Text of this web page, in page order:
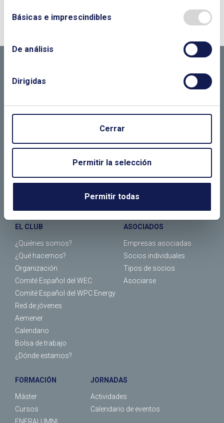
Básicas e imprescindibles
De análisis
Dirigidas
Cerrar
Permitir la selección
Permitir todas
NOSOTROS?
FORMULARIO
EL CLUB
¿Quiénes somos?
¿Qué hacemos?
Organización
Comité Español del WEC
Comité Español del WPC Energy
Red de jóvenes
Aemener
Calendario
Bolsa de trabajo
¿Dónde estamos?
ASOCIADOS
Empresas asociadas
Socios individuales
Tipos de socios
Asociarse
FORMACIÓN
Máster
Cursos
JORNADAS
Actividades
Calendario de eventos